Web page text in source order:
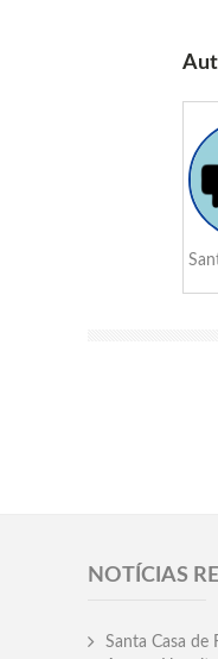
NOTÍCIAS
Santa Casa de